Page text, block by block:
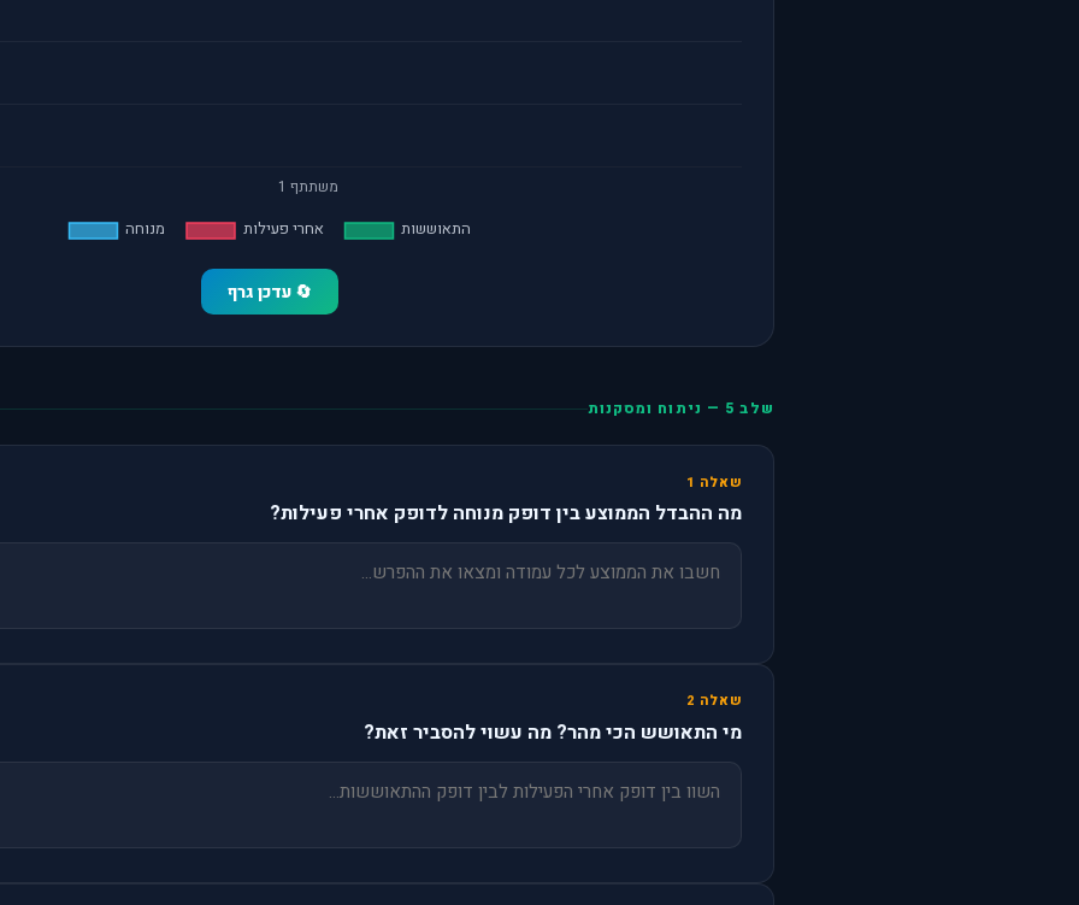
🔄 עדכן גרף
שלב 5 — ניתוח ומסקנות
שאלה 1
מה ההבדל הממוצע בין דופק מנוחה לדופק אחרי פעילות?
שאלה 2
מי התאושש הכי מהר? מה עשוי להסביר זאת?